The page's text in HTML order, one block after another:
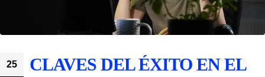
25
CLAVES DEL ÉXITO EN EL